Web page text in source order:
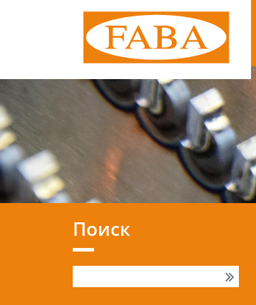
Поиск